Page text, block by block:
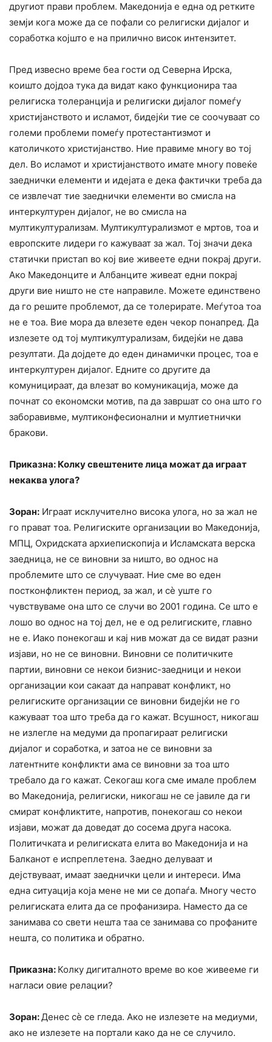
другиот прави проблем. Македонија е една од ретките
земји кога може да се пофали со религиски дијалог и
соработка којшто е на прилично висок интензитет.
Пред извесно време беа гости од Северна Ирска,
коишто дојдоа тука да видат како функционира таа
религиска толеранција и религиски дијалог помеѓу
христијанството и исламот, бидејќи тие се соочуваат со
големи проблеми помеѓу протестантизмот и
католичкото христијанство. Ние правиме многу во тој
дел. Во исламот и христијанството имате многу повеќе
заеднички елементи и идејата е дека фактички треба да
се извлечат тие заеднички елементи во смисла на
интеркултурен дијалог, не во смисла на
мултикултурализам. Мултикултурализмот е мртов, тоа и
европските лидери го кажуваат за жал. Тој значи дека
статички пристап во кој вие живеете едни покрај други.
Ако Македонците и Албанците живеат едни покрај
други вие ништо не сте направиле. Можете единствено
да го решите проблемот, да се толерирате. Меѓутоа тоа
не е тоа. Вие мора да влезете еден чекор понапред. Да
излезете од тој мултикултурализам, бидејќи не дава
резултати. Да дојдете до еден динамички процес, тоа е
интеркултурен дијалог. Едните со другите да
комуницираат, да влезат во комуникација, може да
почнат со економски мотив, па да завршат со она што го
заборавивме, мултиконфесионални и мултиетнички
бракови.
Приказна: Колку свештените лица можат да играат
некаква улога?
Зоран: Играат исклучително висока улога, но за жал не
го прават тоа. Религиските организации во Македонија,
МПЦ, Охридската архиепископија и Исламската верска
заедница, не се виновни за ништо, во однос на
проблемите што се случуваат. Ние сме во еден
постконфликтен период, за жал, и сè уште го
чувствуваме она што се случи во 2001 година. Се што е
лошо во однос на тој дел, не е од религиските, главно
не е. Иако понекогаш и кај нив можат да се видат разни
изјави, но не се виновни. Виновни се политичките
партии, виновни се некои бизнис-заедници и некои
организации кои сакаат да направат конфликт, но
религиските организации се виновни бидејќи не го
кажуваат тоа што треба да го кажат. Всушност, никогаш
не излегле на медуми да пропагираат религиски
дијалог и соработка, и затоа не се виновни за
латентните конфликти ама се виновни за тоа што
требало да го кажат. Секогаш кога сме имале проблем
во Македонија, религиски, никогаш не се јавиле да ги
смират конфликтите, напротив, понекогаш со некои
изјави, можат да доведат до сосема друга насока.
Политичката и религиската елита во Македонија и на
Балканот е испреплетена. Заедно делуваат и
дејствуваат, имаат заеднички цели и интереси. Има
една ситуација која мене не ми се допаѓа. Многу често
религиската елита да се профанизира. Наместо да се
занимава со свети нешта таа се занимава со профаните
нешта, со политика и обратно.
Приказна: Колку дигиталното време во кое живееме ги
нагласи овие релации?
Зоран:Денес сè се гледа. Ако не излезете на медиуми,
ако не излезете на портали како да не се случило.